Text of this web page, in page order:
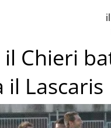
il
il Chieri
il Lascaris